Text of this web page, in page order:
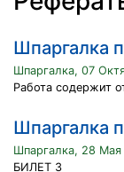
Шпаргалка
Шпаргалка, 07
Работа содержит
Шпаргалка
Шпаргалка, 28 Мая
БИЛЕТ 3